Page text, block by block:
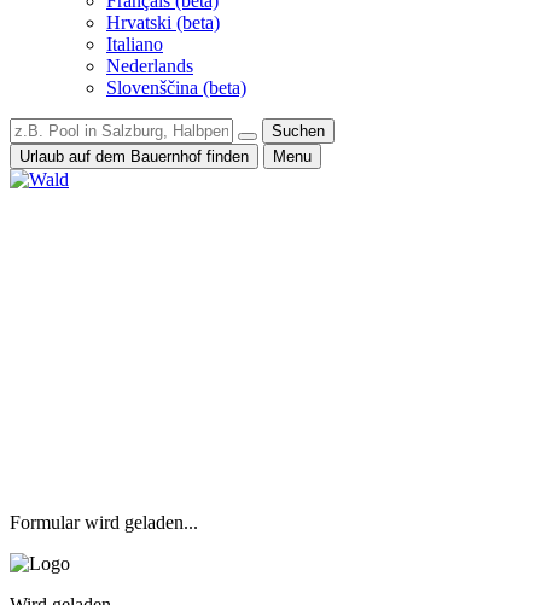
Hrvatski (beta)
Italiano
Nederlands
Slovenščina (beta)
Suchen
Urlaub auf dem Bauernhof finden
Menu
Formular wird geladen...